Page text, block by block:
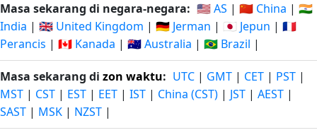
Masa sekarang di negara-negara: 🇺🇸 AS | 🇨🇳 China | 🇮🇳
India | 🇬🇧 United Kingdom | 🇩🇪 Jerman | 🇯🇵 Jepun | 🇫🇷
Perancis | 🇨🇦 Kanada | 🇦🇺 Australia | 🇧🇷 Brazil |
Masa sekarang di zon waktu: UTC | GMT | CET | PST |
MST | CST | EST | EET | IST | China (CST) | JST | AEST |
SAST | MSK | NZST |